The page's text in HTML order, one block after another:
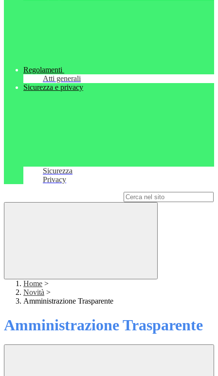
Regolamenti
Atti generali
Sicurezza e privacy
Sicurezza
Privacy
Home >
Novità >
Amministrazione Trasparente
Amministrazione Trasparente